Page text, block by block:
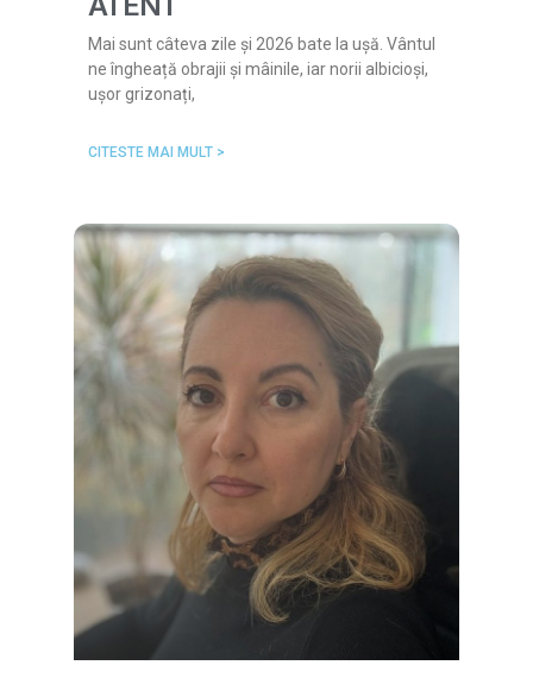
Mai sunt câteva zile și 2026 bate la ușă. Vântul
ne îngheață obrajii și mâinile, iar norii albicioși,
ușor grizonați,
CITESTE MAI MULT >